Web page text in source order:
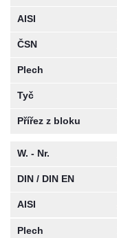
AISI
ČSN
Plech
Tyč
Přířez z bloku
W. - Nr.
DIN / DIN EN
AISI
Plech